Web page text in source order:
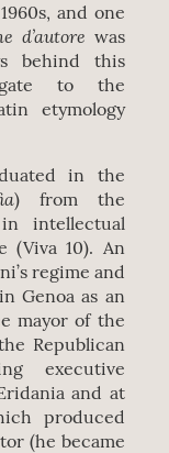
and one
d’autore was
behind this
to the
etymology
in the
) from the
intellectual
(Viva 10). An
regime and
Genoa as an
mayor of the
Republican
executive
and at
produced
(he became